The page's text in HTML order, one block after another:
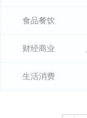
食品餐饮
财经商业
生活消费